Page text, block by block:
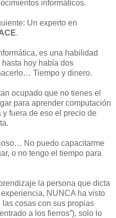
informáticos.
Un experto en
.
es una habilidad
hoy había dos
Tiempo y dinero.
ocupado que no tienes el
para aprender computación
fuera de eso el precio de
No puedo capacitarme
o no tengo el tiempo para
la persona que dicta
NUNCA ha visto
cosas con sus propias
a los fierros”), solo lo